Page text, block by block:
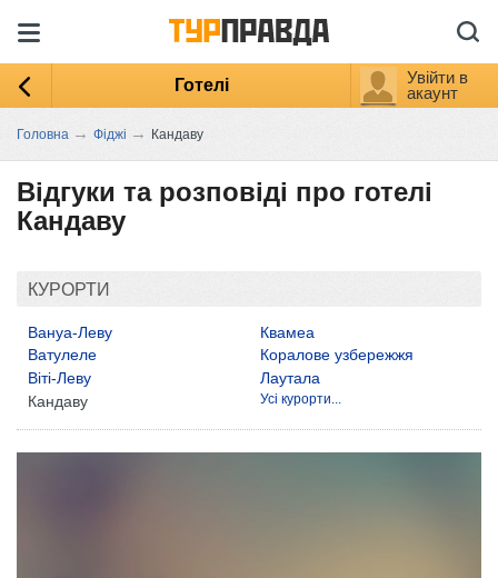
Готелі
Увійти в
акаунт
Головна → Фіджі → Кандаву
Відгуки та розповіді про готелі
Кандаву
КУРОРТИ
Вануа-Леву
Ватулеле
Віті-Леву
Кандаву
Квамеа
Коралове узбережжя
Лаутала
Усі курорти...